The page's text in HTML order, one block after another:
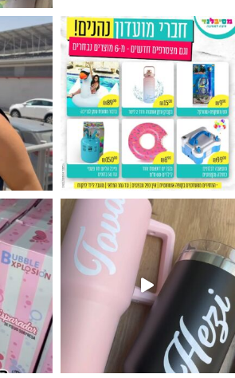
מין העובר רק במסיבלנד !! קיים
מטף לגילוי מין העובר חזר למלא